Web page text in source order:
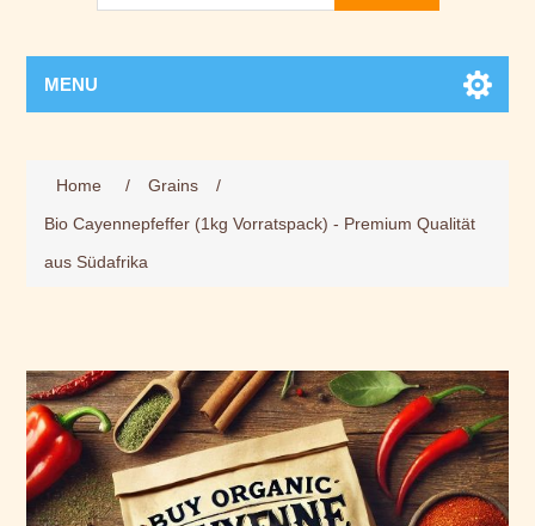
MENU
Home / Grains
/
Bio Cayennepfeffer (1kg Vorratspack) - Premium Qualität
aus Südafrika